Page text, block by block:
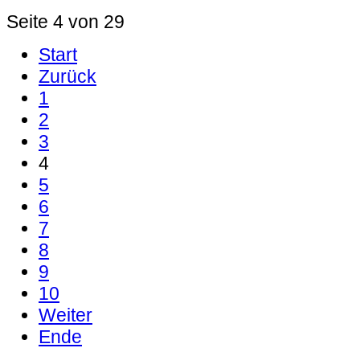
Seite 4 von 29
Start
Zurück
1
2
3
4
5
6
7
8
9
10
Weiter
Ende